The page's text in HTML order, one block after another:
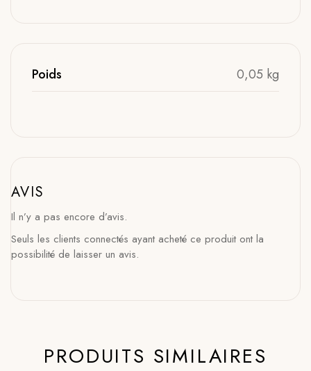
Poids 0,05 kg
AVIS
Il n’y a pas encore d’avis.
Seuls les clients connectés ayant acheté ce produit ont la
possibilité de laisser un avis.
PRODUITS SIMILAIRES